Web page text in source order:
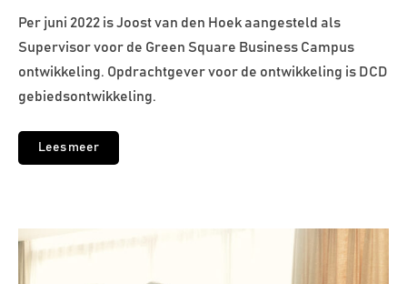
Per juni 2022 is Joost van den Hoek aangesteld als
Supervisor voor de Green Square Business Campus
ontwikkeling. Opdrachtgever voor de ontwikkeling is DCD
gebiedsontwikkeling.
Lees meer